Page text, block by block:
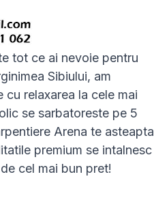
tot ce ai nevoie pentru
Sibiului, am
relaxarea la cele mai
se sarbatoreste pe 5
Arena te asteapta
premium se intalnesc
cel mai bun pret!